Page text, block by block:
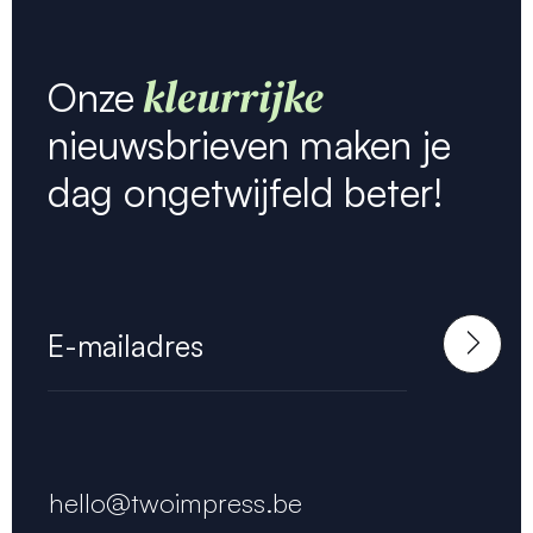
hello@twoimpress.be
Onzekleurrijke
nieuwsbrieven maken je
dag ongetwijfeld beter!